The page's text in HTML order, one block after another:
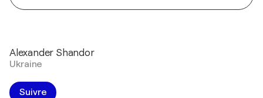
Alexander Shandor
Ukraine
Suivre